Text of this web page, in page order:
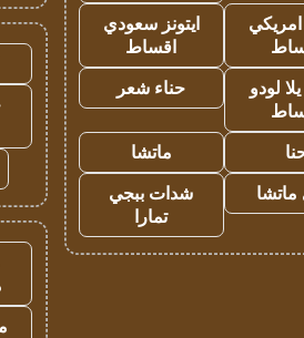
امريكي
ايتونز سعودي
اقساط
لودو
حناء شعر
ماتشا
شدات ببجي
تمارا